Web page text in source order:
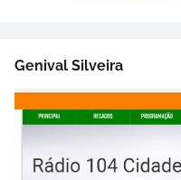
Genival Silveira